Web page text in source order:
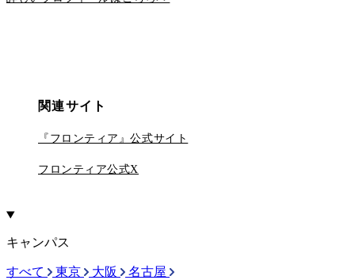
関連サイト
『フロンティア』公式サイト
フロンティア公式X
キャンパス
すべて 東京 大阪 名古屋